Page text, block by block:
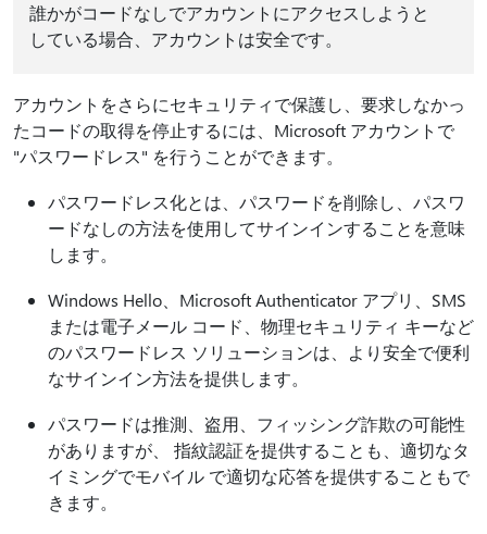
誰かがコードなしでアカウントにアクセスしようと
している場合、アカウントは安全です。
アカウントをさらにセキュリティで保護し、要求しなかっ
たコードの取得を停止するには、Microsoft アカウントで
"パスワードレス" を行うことができます。
パスワードレス化とは、パスワードを削除し、パスワ
ードなしの方法を使用してサインインすることを意味
します。
Windows Hello、Microsoft Authenticator アプリ、SMS
または電子メール コード、物理セキュリティ キーなど
のパスワードレス ソリューションは、より安全で便利
なサインイン方法を提供します。
パスワードは推測、盗用、フィッシング詐欺の可能性
がありますが、 指紋認証を提供することも、適切なタ
イミングでモバイル で適切な応答を提供することもで
きます。